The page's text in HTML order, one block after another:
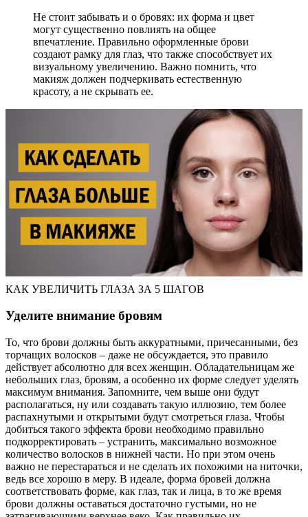
Не стоит забывать и о бровях: их форма и цвет
могут существенно повлиять на общее
впечатление. Правильно оформленные брови
создают рамку для глаз, что также способствует их
визуальному увеличению. Важно помнить, что
макияж должен подчеркивать естественную
красоту, а не скрывать ее.
КАК УВЕЛИЧИТЬ ГЛАЗА ЗА 5 ШАГОВ
Уделите внимание бровям
То, что брови должны быть аккуратными, причесанными, без
торчащих волосков – даже не обсуждается, это правило
действует абсолютно для всех женщин. Обладательницам же
небольших глаз, бровям, а особенно их форме следует уделять
максимум внимания. Запомните, чем выше они будут
располагаться, ну или создавать такую иллюзию, тем более
распахнутыми и открытыми будут смотреться глаза. Чтобы
добиться такого эффекта брови необходимо правильно
подкорректировать – устранить, максимально возможное
количество волосков в нижней части. Но при этом очень
важно не перестараться и не сделать их похожими на ниточки,
ведь все хорошо в меру. В идеале, форма бровей должна
соответствовать форме, как глаз, так и лица, в то же время
брови должны оставаться достаточно густыми, но не